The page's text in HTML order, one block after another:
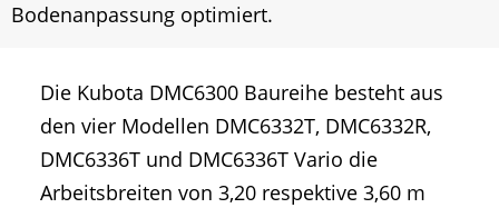
Bodenanpassung optimiert.
Die Kubota DMC6300 Baureihe besteht aus
den vier Modellen DMC6332T, DMC6332R,
DMC6336T und DMC6336T Vario die
Arbeitsbreiten von 3,20 respektive 3,60 m